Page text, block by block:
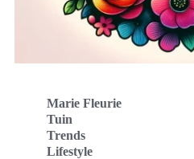
Marie Fleurie
Tuin
Trends
Lifestyle